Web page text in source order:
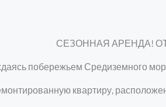
СЕЗОННАЯ АРЕНДА!
побережьем Средиземного
квартиру,